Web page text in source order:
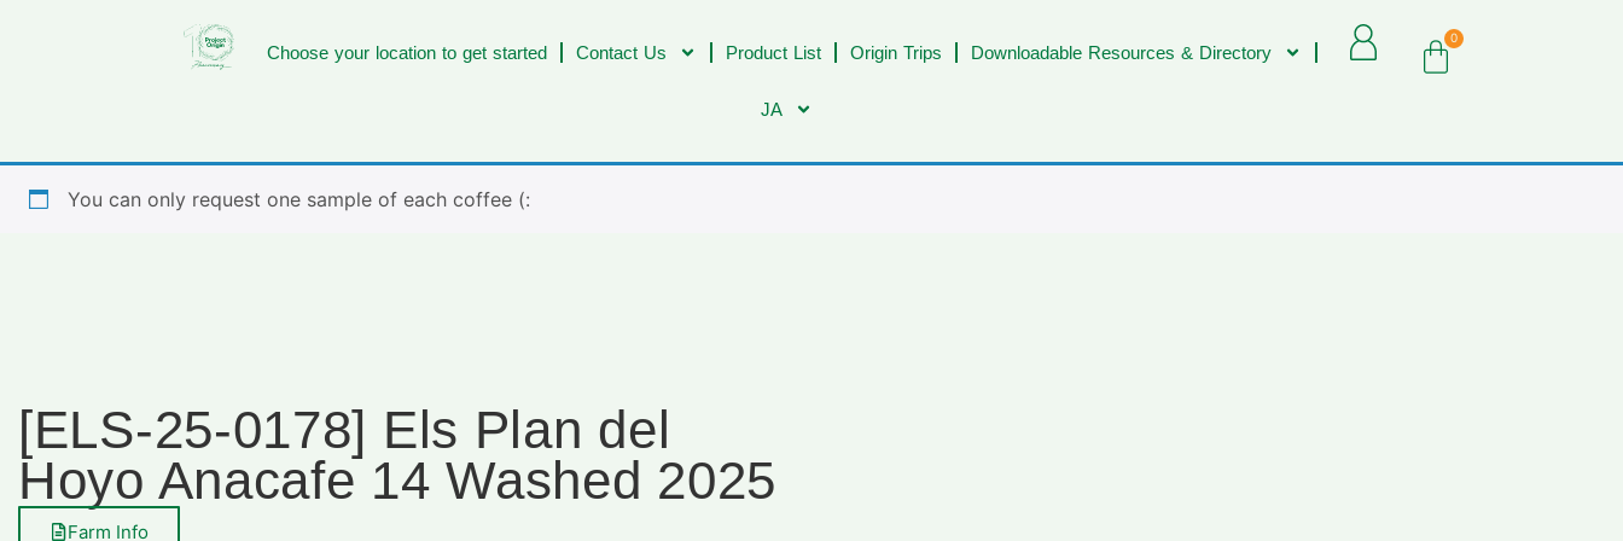
Choose your location to get started Contact Us Product List Origin Trips Downloadable Resources & Directory
JA
0
You can only request one sample of each coffee (:
[ELS-25-0178] Els Plan del
Hoyo Anacafe 14 Washed 2025
Farm Info